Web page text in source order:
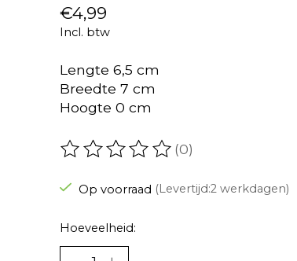
€4,99
Incl. btw
Lengte 6,5 cm
Breedte 7 cm
Hoogte 0 cm
De beoordeling van dit product is
(0)
Op voorraad (Levertijd:2 werkdagen)
Hoeveelheid: